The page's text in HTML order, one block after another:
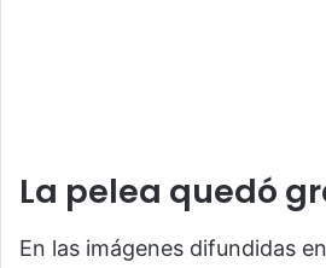
La pelea quedó
En las imágenes difundidas